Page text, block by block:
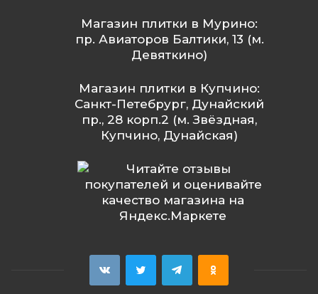
Магазин плитки в Мурино:
пр. Авиаторов Балтики, 13 (м.
Девяткино)
Магазин плитки в Купчино:
Санкт-Петебрург, Дунайский
пр., 28 корп.2 (м. Звёздная,
Купчино, Дунайская)